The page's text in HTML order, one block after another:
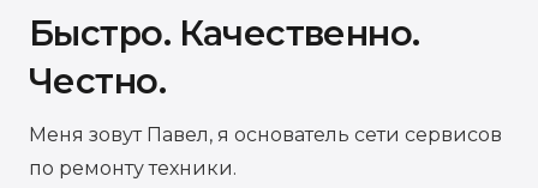
Быстро. Качественно.
Честно.
Меня зовут Павел, я основатель сети сервисов
по ремонту техники.